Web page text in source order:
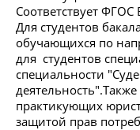
Соответствует
Для студентов
обучающихся по
для студентов
специальности
практикующих
защитой прав